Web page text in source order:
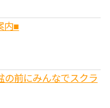
内■
前にみんなでスクラ